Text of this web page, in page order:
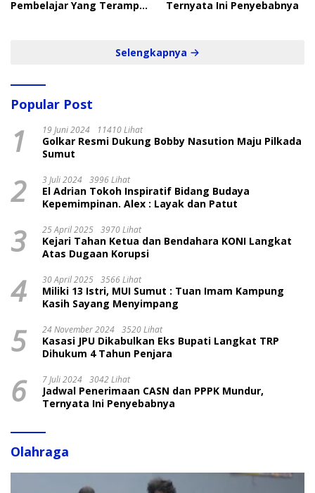
Pembelajar Yang Terampil
Ternyata Ini Penyebabnya
Selengkapnya
Popular Post
1 19 Juni 2024 11410 Lihat
Golkar Resmi Dukung Bobby Nasution Maju Pilkada
Sumut
2 3 Juli 2024 3996 Lihat
El Adrian Tokoh Inspiratif Bidang Budaya
Kepemimpinan. Alex : Layak dan Patut
3 25 April 2025 3970 Lihat
Kejari Tahan Ketua dan Bendahara KONI Langkat
Atas Dugaan Korupsi
4 30 April 2025 3566 Lihat
Miliki 13 Istri, MUI Sumut : Tuan Imam Kampung
Kasih Sayang Menyimpang
5 24 November 2024 3520 Lihat
Kasasi JPU Dikabulkan Eks Bupati Langkat TRP
Dihukum 4 Tahun Penjara
6 7 Juli 2024 3042 Lihat
Jadwal Penerimaan CASN dan PPPK Mundur,
Ternyata Ini Penyebabnya
Olahraga